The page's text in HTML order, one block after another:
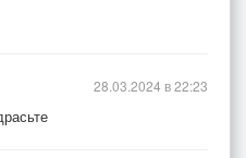
28.03.2024 в 22:23